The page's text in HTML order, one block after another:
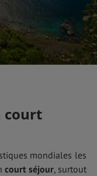
court
mondiales les
court séjour, surtout